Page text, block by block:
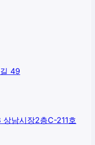
49
남시장2층C-211호